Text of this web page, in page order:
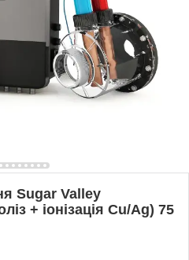
Sugar Valley
+ іонізація Cu/Ag) 75